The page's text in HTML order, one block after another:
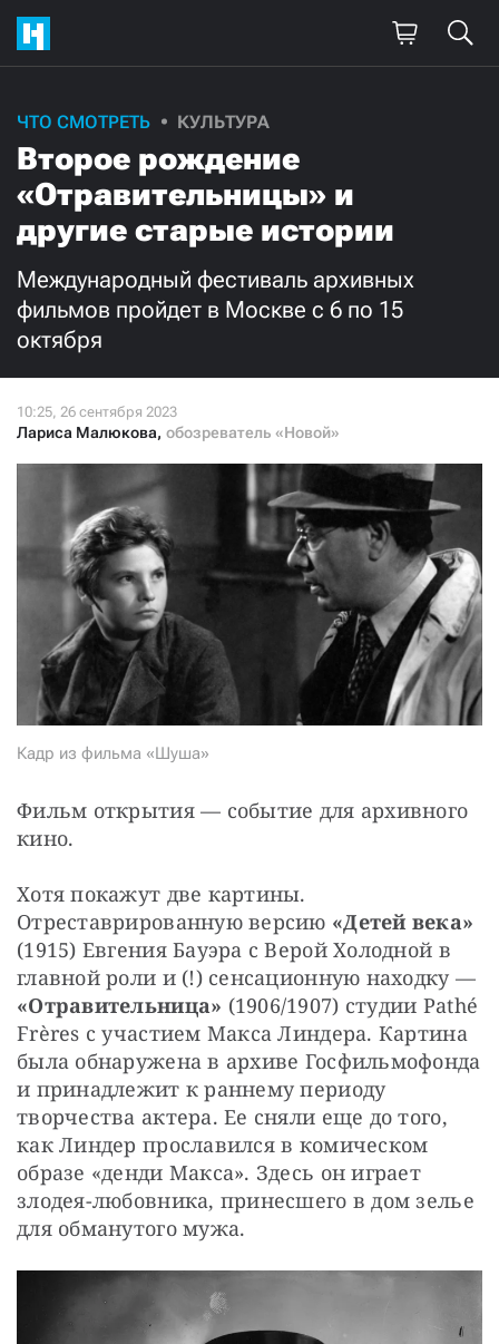
ЧТО СМОТРЕТЬ КУЛЬТУРА
Второе рождение
«Отравительницы» и
другие старые истории
Международный фестиваль архивных
фильмов пройдет в Москве с 6 по 15
октября
Лариса Малюкова, обозреватель «Новой»
Кадр из фильма «Шуша»
Фильм открытия — событие для архивного
кино.
Хотя покажут две картины.
Отреставрированную версию «Детей века»
(1915) Евгения Бауэра с Верой Холодной в
«Отравительница» (1906/1907) студии Pathé
Frères с участием Макса Линдера. Картина
была обнаружена в архиве Госфильмофонда
и принадлежит к раннему периоду
творчества актера. Ее сняли еще до того,
как Линдер прославился в комическом
образе «денди Макса». Здесь он играет
злодея-любовника, принесшего в дом зелье
для обманутого мужа.
Поддержите
нашу работу!
Ежемесячно Разово
500
я принимаю условия и подтверждаю свое гражданство РФ
СТАТЬ СОУЧАСТНИКОМ
ПОДЕЛИТЬСЯ С ДРУЗЬЯМИ
Если у вас есть вопросы, пишите donate@novayagazeta.ru или
звоните:
+7 (929) 612-03-68